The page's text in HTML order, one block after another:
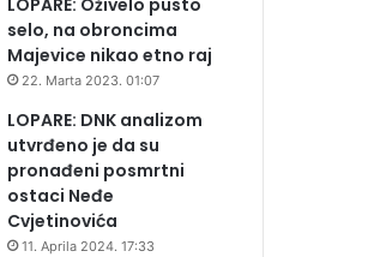
LOPARE: Oživelo pusto
selo, na obroncima
Majevice nikao etno raj
22. Marta 2023. 01:07
LOPARE: DNK analizom
utvrđeno je da su
pronađeni posmrtni
ostaci Neđe
Cvjetinovića
11. Aprila 2024. 17:33